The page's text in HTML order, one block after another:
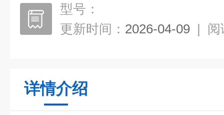
型号：
更新时间： 2026-04-09 | 阅
详情介绍